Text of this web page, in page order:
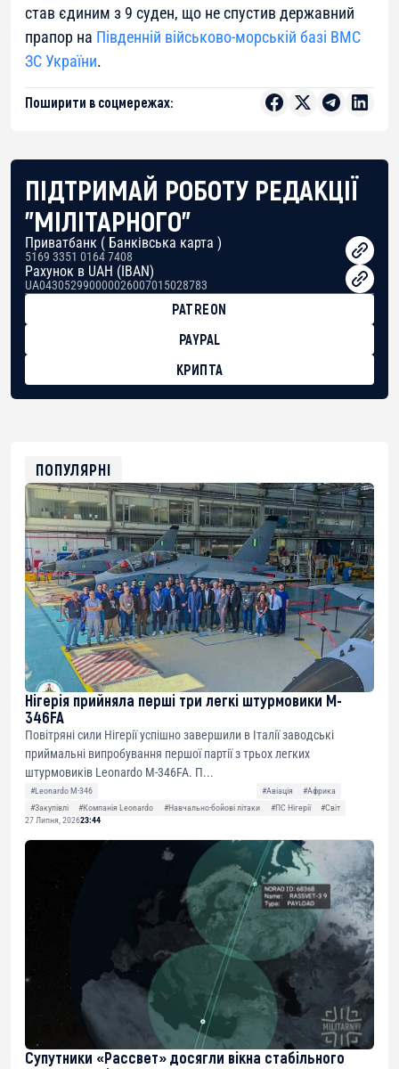
став єдиним з 9 суден, що не спустив державний
прапор на Південній військово-морській базі ВМС
ЗС України.
Поширити в соцмережах:
ПІДТРИМАЙ РОБОТУ РЕДАКЦІЇ
"МІЛІТАРНОГО"
Приватбанк ( Банківська карта )
5169 3351 0164 7408
Рахунок в UAH (IBAN)
UA043052990000026007015028783
PATREON
PAYPAL
КРИПТА
0xfD02863D3289416fcF50975c9DFda13623f97758
ПОПУЛЯРНІ
Нігерія прийняла перші три легкі штурмовики M-
346FA
Повітряні сили Нігерії успішно завершили в Італії заводські
приймальні випробування першої партії з трьох легких
штурмовиків Leonardo M-346FA. П...
#Leonardo M-346 #Авіація
#Африка
#Закупівлі
#Компанія Leonardo #Навчально-бойові літаки #ПС Нігерії
#Світ
27 Липня, 202623:44
Супутники «Рассвет» досягли вікна стабільного